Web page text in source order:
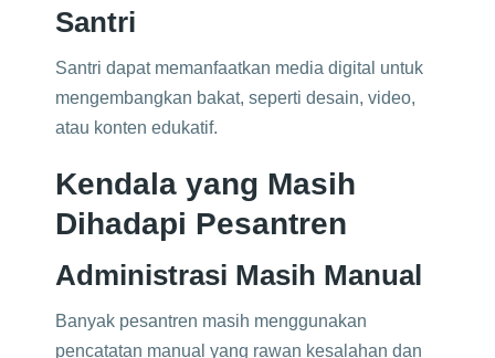
Santri
Santri dapat memanfaatkan media digital untuk
mengembangkan bakat, seperti desain, video,
atau konten edukatif.
Kendala yang Masih
Dihadapi Pesantren
Administrasi Masih Manual
Banyak pesantren masih menggunakan
pencatatan manual yang rawan kesalahan dan